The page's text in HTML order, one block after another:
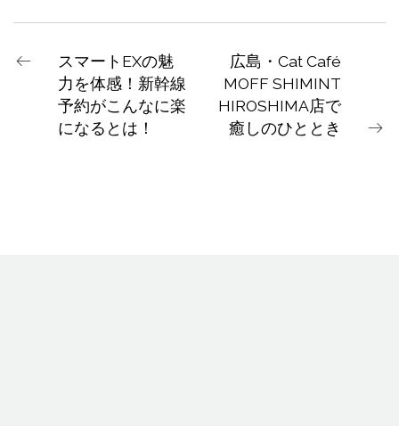
スマートEXの魅
力を体感！新幹線
予約がこんなに楽
になるとは！
広島・Cat Café
MOFF SHIMINT
HIROSHIMA店で
癒しのひととき